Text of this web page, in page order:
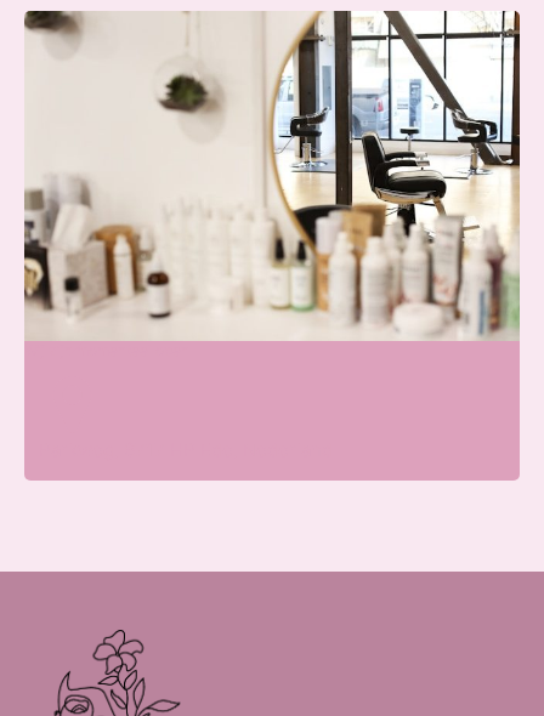
Blissfullcare